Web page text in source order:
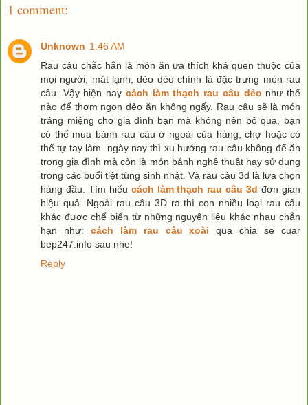
1 comment:
Unknown 1:46 AM
Rau câu chắc hẳn là món ăn ưa thích khá quen thuộc của
mọi người, mát lạnh, dẻo dẻo chính là đặc trưng món rau
câu. Vậy hiện nay cách làm thạch rau câu dẻo như thế
nào để thơm ngon dẻo ăn không ngấy. Rau câu sẽ là món
tráng miệng cho gia đình bạn mà không nên bỏ qua, bạn
có thể mua bánh rau câu ở ngoài của hàng, chợ hoặc có
thể tự tay làm. ngày nay thì xu hướng rau câu không để ăn
trong gia đình mà còn là món bánh nghệ thuật hay sử dụng
trong các buổi tiệt tùng sinh nhật. Và rau câu 3d là lựa chọn
hàng đầu. Tìm hiểu cách làm thạch rau câu 3d đơn gian
hiệu quả. Ngoài rau câu 3D ra thì con nhiều loại rau câu
khác được chế biến từ những nguyên liệu khác nhau chẳn
hạn như: cách làm rau câu xoài qua chia se cuar
bep247.info sau nhe!
Reply